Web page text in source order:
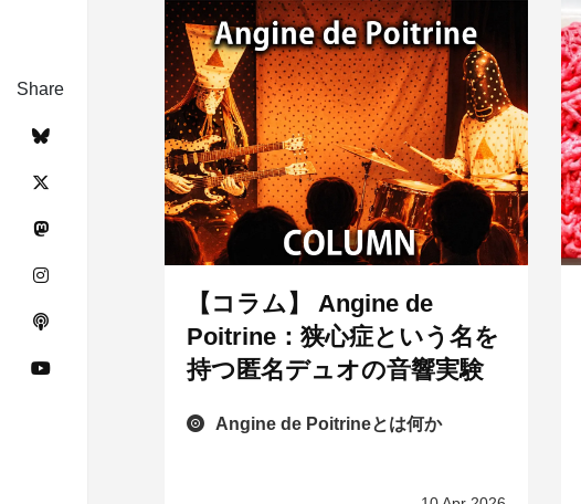
Share
【コラム】 Angine de
Poitrine：狭心症という名を
持つ匿名デュオの音響実験
Angine de Poitrineとは何か